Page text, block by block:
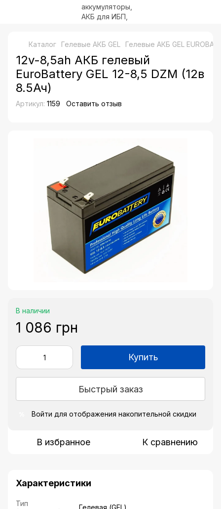
Каталог Гелевые АКБ GEL Гелевые АКБ GEL
12v-8,5ah АКБ гелевый
EuroBattery GEL 12-8,5 DZM (12в
8.5Ач)
Артикул: 1159 Оставить отзыв
В наличии
1 086 грн
Купить
Быстрый заказ
Войти для отображения накопительной скидки
В избранное К сравнению
Характеристики
Тип